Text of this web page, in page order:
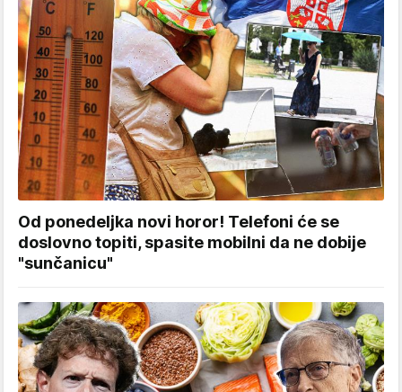
Od ponedeljka novi horor! Telefoni će se
doslovno topiti, spasite mobilni da ne dobije
"sunčanicu"